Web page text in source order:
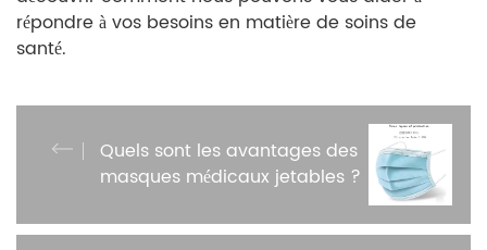
répondre à vos besoins en matière de soins de
santé.
Quels sont les avantages des
masques médicaux jetables ?